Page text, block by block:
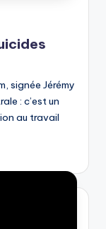
signée Jérémy
: c’est un
au travail